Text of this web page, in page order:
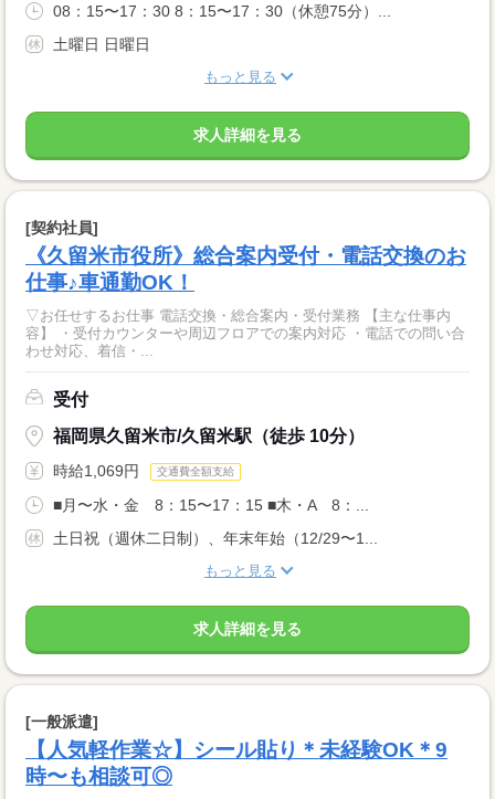
08：15〜17：30 8：15〜17：30（休憩75分）...
土曜日 日曜日
もっと見る
求人詳細を見る
[契約社員]
《久留米市役所》総合案内受付・電話交換のお
仕事♪車通勤OK！
▽お任せするお仕事 電話交換・総合案内・受付業務 【主な仕事内
容】 ・受付カウンターや周辺フロアでの案内対応 ・電話での問い合
わせ対応、着信・...
受付
福岡県久留米市/久留米駅（徒歩 10分）
時給1,069円 交通費全額支給
■月〜水・金 8：15〜17：15 ■木・A 8：...
土日祝（週休二日制）、年末年始（12/29〜1...
もっと見る
求人詳細を見る
[一般派遣]
【人気軽作業☆】シール貼り＊未経験OK＊9
時〜も相談可◎